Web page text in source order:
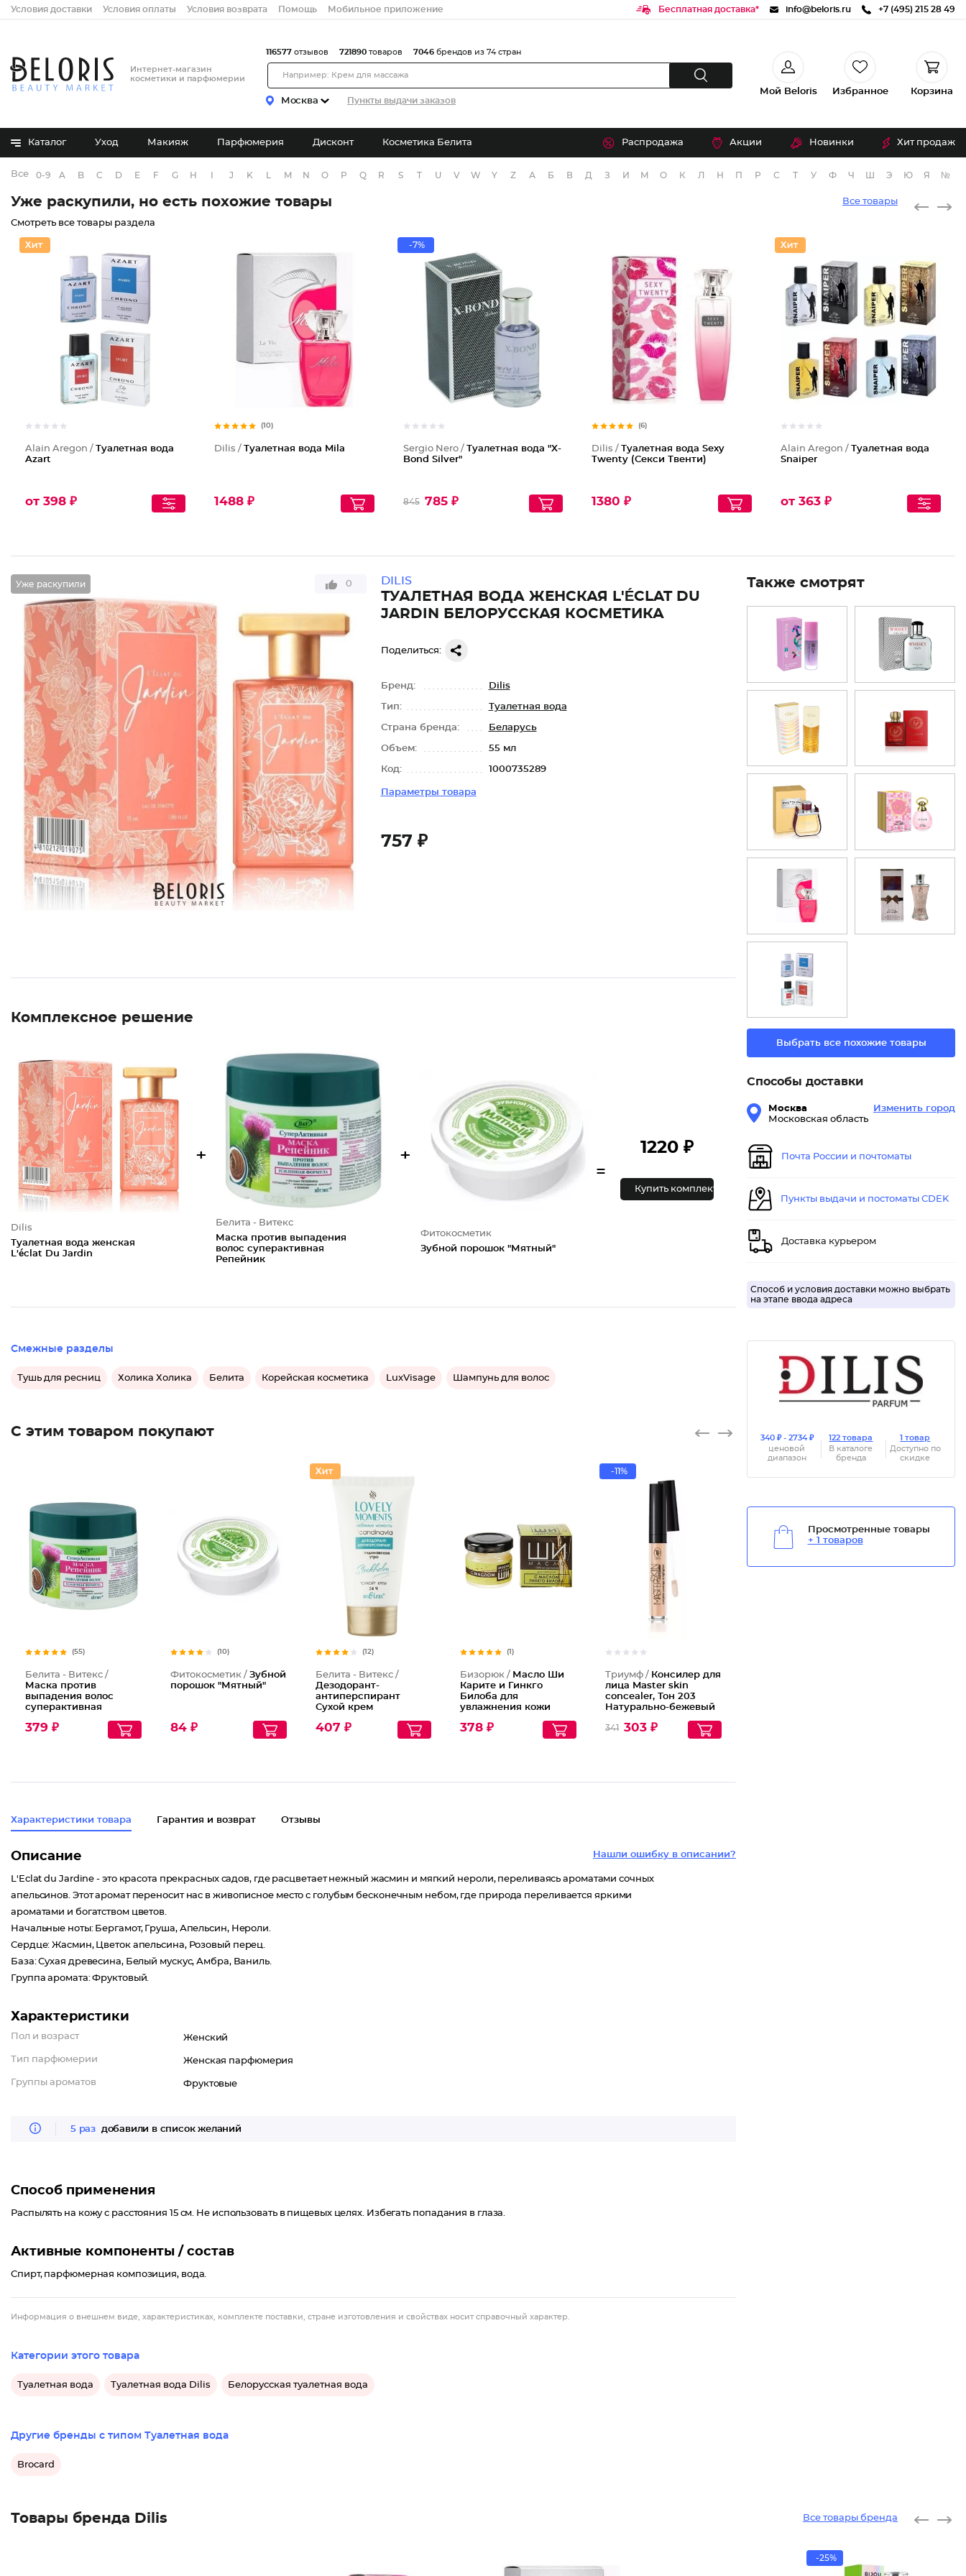
Условия доставки Условия оплаты Условия возврата Помощь Мобильное приложение Бесплатная доставка* info@beloris.ru +7 (495) 215 28 49
Интернет-магазин
косметики и парфюмерии
Москва Пункты выдачи заказов
116577 отзывов 721890 товаров 7046 брендов из 74 стран
Мой Beloris Избранное Корзина
Каталог Уход Макияж Парфюмерия Дисконт Косметика Белита Распродажа Акции Новинки Хит продаж
Все бренды
0-9 A B C D E F G H J K M N O P Q R S T U V W Y Z А Б В Д З И М О К Л Н П Р С Т У Ф Ч Э Ю Я №
Уже раскупили, но есть похожие товары Все товары
Смотреть все товары раздела
Alain Aregon / Туалетная вода
Azart
от 398 ₽
(10)
Dilis / Туалетная вода Mila
1488 ₽
-7%
Sergio Nero / Туалетная вода "X-
Bond Silver"
845 785 ₽
(6)
Dilis /Туалетная вода Sexy
Twenty (Секси Твенти)
1380 ₽
Alain Aregon /Туалетная вода
Snaiper
от 363 ₽
Уже раскупили 0 DILIS
ТУАЛЕТНАЯ ВОДА ЖЕНСКАЯ L'ÉCLAT DU
JARDIN БЕЛОРУССКАЯ КОСМЕТИКА
Поделиться:
Бренд: Dilis
Тип: Туалетная вода
Страна бренда: Беларусь
Объем: 55 мл
Код: 1000735289
Параметры товара
757 ₽
Комплексное решение
Dilis
Туалетная вода женская
L'éclat Du Jardin
+
Белита - Витекс
Маска против выпадения
волос суперактивная
Репейник
+
Фитокосметик
Зубной порошок "Мятный"
=
1220 ₽
Купить комплект
Смежные разделы
Тушь для ресниц Холика Холика Белита Корейская косметика LuxVisage Шампунь для волос
С этим товаром покупают
(55)
Белита - Витекс /
Маска против
выпадения волос
суперактивная
379 ₽
(10)
Фитокосметик / Зубной
порошок "Мятный"
84 ₽
(12)
Белита - Витекс /
Дезодорант-
антиперспирант
Сухой крем
24 ч Lovely Moments
407 ₽
(1)
Бизорюк / Масло Ши
Карите и Гинкго
Билоба для
увлажнения кожи
378 ₽
-11%
Триумф / Консилер для
лица Master skin
cоncealer, Тон 203
Натурально-бежевый
341 303 ₽
Характеристики товара Гарантия и возврат Отзывы
Нашли ошибку в описании?
Описание
L'Eclat du Jardine - это красота прекрасных садов, где расцветает нежный жасмин и мягкий нероли, переливаясь ароматами сочных
апельсинов. Этот аромат переносит нас в живописное место с голубым бесконечным небом, где природа переливается яркими
ароматами и богатством цветов.
Начальные ноты: Бергамот, Груша, Апельсин, Нероли.
Сердце: Жасмин, Цветок апельсина, Розовый перец.
База: Сухая древесина, Белый мускус, Амбра, Ваниль.
Группа аромата: Фруктовый.
Характеристики
Пол и возраст Женский
Тип парфюмерии Женская парфюмерия
Группы ароматов Фруктовые
5 раз добавили в список желаний
Способ применения
Распылять на кожу с расстояния 15 см. Не использовать в пищевых целях. Избегать попадания в глаза.
Активные компоненты / состав
Спирт, парфюмерная композиция, вода.
Информация о внешнем виде, характеристиках, комплекте поставки, стране изготовления и свойствах носит справочный характер.
Также смотрят
Выбрать все похожие товары
Способы доставки
Москва
Московская область
Изменить город
Почта России и почтоматы
Пункты выдачи и постоматы CDEK
Доставка курьером
Способ и условия доставки можно выбрать
на этапе ввода адреса
340 ₽ - 2734 ₽
ценовой
диапазон
122 товара
В каталоге
бренда
1 товар
Доступно по
скидке
Просмотренные товары
+ 1 товаров
Категории этого товара
Туалетная вода Туалетная вода Dilis Белорусская туалетная вода
Другие бренды с типом Туалетная вода
Brocard
Товары бренда Dilis Все товары бренда
-25%